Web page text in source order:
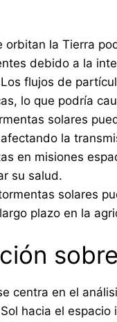
orbitan la Tierra
debido a la
Los flujos de
lo que podría
solares
la
en misiones
su salud.
solares
plazo en la
centra en el
hacia el espacio